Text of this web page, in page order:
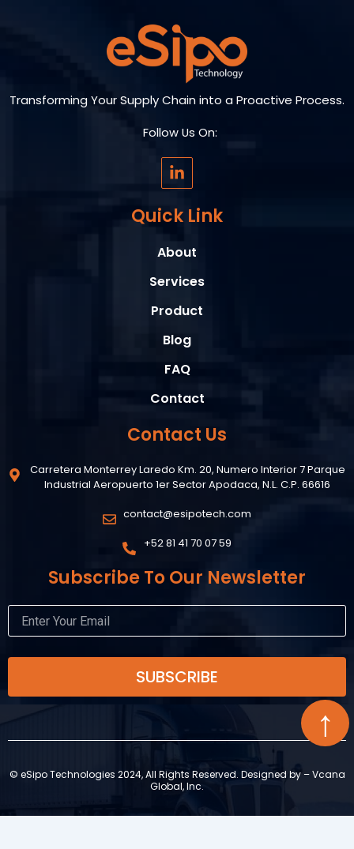
Transforming Your Supply Chain into a Proactive Process.
Follow Us On:
L
i
n
k
e
i
n
-
i
n
Quick Link
About
Services
Product
Blog
FAQ
Contact
Contact Us
Carretera Monterrey Laredo Km. 20, Numero Interior 7 Parque
Industrial Aeropuerto 1er Sector Apodaca, N.L. C.P. 66616
contact@esipotech.com
+52 81 41 70 07 59
Subscribe To Our Newsletter
SUBSCRIBE
↑
© eSipo Technologies 2024, All Rights Reserved. Designed by – Vcana
Global, Inc.